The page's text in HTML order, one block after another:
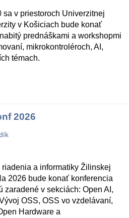
sa v priestoroch Univerzitnej
v Košiciach bude konať
prednáškami a workshopmi
mikrokontroléroch, AI,
témach.
2026
a informatiky Žilinskej
2026 bude konať konferencia
zaradené v sekciách: Open AI,
OSS, OSS vo vzdelávaní,
Hardware a